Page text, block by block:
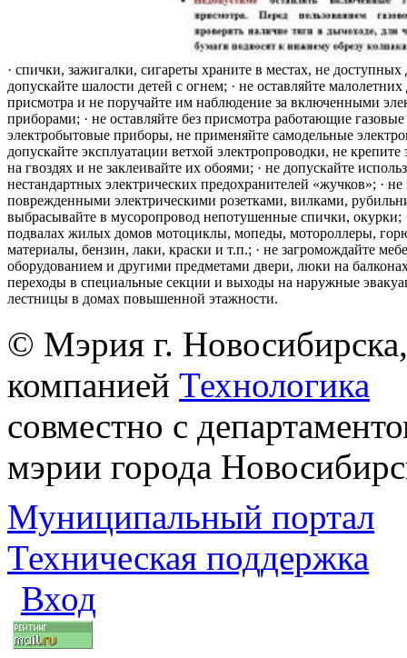
· спички, зажигалки, сигареты храните в местах, не доступных
допускайте шалости детей с огнем; · не оставляйте малолетних
присмотра и не поручайте им наблюдение за включенными
приборами; · не оставляйте без присмотра работающие
электробытовые приборы, не применяйте самодельные
допускайте эксплуатации ветхой электропроводки, не крепите
на гвоздях и не заклеивайте их обоями; · не допускайте
нестандартных электрических предохранителей «жучков»; · не
поврежденными электрическими розетками, вилками,
выбрасывайте в мусоропровод непотушенные спички, окурки;
подвалах жилых домов мотоциклы, мопеды, мотороллеры,
материалы, бензин, лаки, краски и т.п.; · не загромождайте
оборудованием и другими предметами двери, люки на
переходы в специальные секции и выходы на наружные
лестницы в домах повышенной этажности.
© Мэрия г.
компанией Технологика
совместно с
мэрии города
Муниципальный портал
Техническая поддержка
Вход